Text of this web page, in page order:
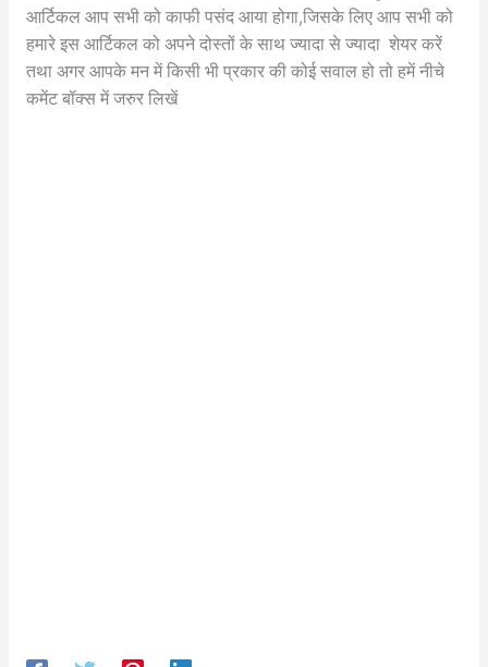
आर्टिकल आप सभी को काफी पसंद आया होगा,जिसके लिए आप सभी को
हमारे इस आर्टिकल को अपने दोस्तों के साथ ज्यादा से ज्यादा शेयर करें
तथा अगर आपके मन में किसी भी प्रकार की कोई सवाल हो तो हमें नीचे
कमेंट बॉक्स में जरुर लिखें